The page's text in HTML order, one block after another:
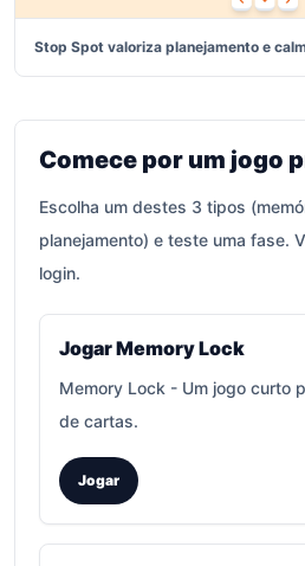
Stop Spot valoriza planejamento e
Comece por um jogo
Escolha um destes 3 tipos
planejamento) e teste uma fase.
login.
Jogar Memory Lock
Memory Lock - Um jogo curto
de cartas.
Jogar